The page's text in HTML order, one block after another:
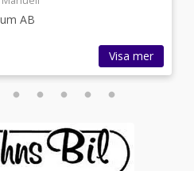
AB
Visa mer